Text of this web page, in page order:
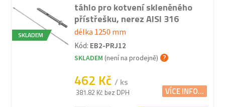
SKLADEM
táhlo pro kotvení skleněného
přístřešku, nerez AISI 316
délka 1250 mm
Kód: EB2-PRJ12
SKLADEM (není na prodejně)
462 Kč / ks
381.82 Kč bez DPH VÍCE INFO...